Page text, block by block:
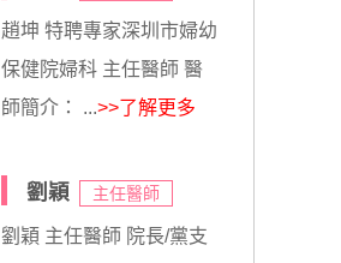
趙坤 特聘專家深圳市婦幼
保健院婦科 主任醫師 醫
師簡介： ...>>了解更多
劉穎 主任醫師
劉穎 主任醫師 院長/黨支